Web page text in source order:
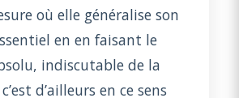
où elle généralise son
en en faisant le
indiscutable de la
d’ailleurs en ce sens